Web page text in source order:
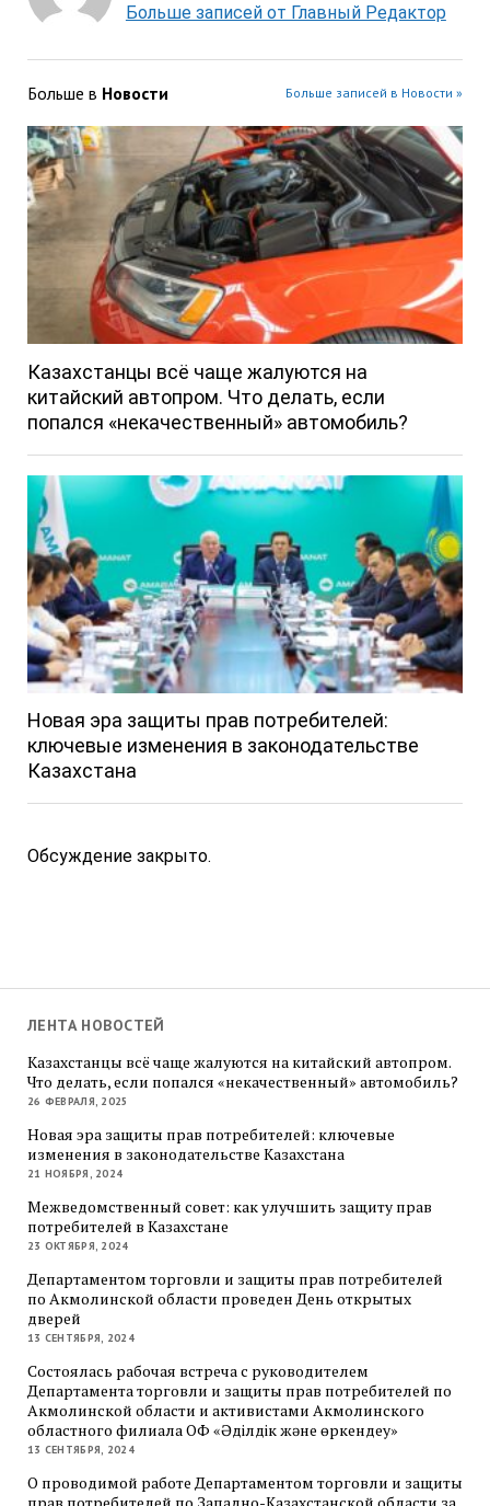
Больше записей от Главный Редактор
Больше в Новости Больше записей в Новости »
Казахстанцы всё чаще жалуются на
китайский автопром. Что делать, если
попался «некачественный» автомобиль?
Новая эра защиты прав потребителей:
ключевые изменения в законодательстве
Казахстана
Обсуждение закрыто.
ЛЕНТА НОВОСТЕЙ
Казахстанцы всё чаще жалуются на китайский автопром.
Что делать, если попался «некачественный» автомобиль?
26 ФЕВРАЛЯ, 2025
Новая эра защиты прав потребителей: ключевые
изменения в законодательстве Казахстана
21 НОЯБРЯ, 2024
Межведомственный совет: как улучшить защиту прав
потребителей в Казахстане
23 ОКТЯБРЯ, 2024
Департаментом торговли и защиты прав потребителей
по Акмолинской области проведен День открытых
дверей
13 СЕНТЯБРЯ, 2024
Состоялась рабочая встреча с руководителем
Департамента торговли и защиты прав потребителей по
Акмолинской области и активистами Акмолинского
областного филиала ОФ «Әділдік және өркендеу»
13 СЕНТЯБРЯ, 2024
О проводимой работе Департаментом торговли и защиты